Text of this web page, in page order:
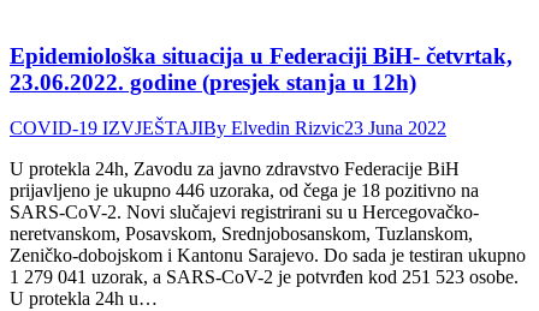
Epidemiološka situacija u Federaciji BiH- četvrtak,
23.06.2022. godine (presjek stanja u 12h)
COVID-19 IZVJEŠTAJIBy Elvedin Rizvic23 Juna 2022
U protekla 24h, Zavodu za javno zdravstvo Federacije BiH
prijavljeno je ukupno 446 uzoraka, od čega je 18 pozitivno na
SARS-CoV-2. Novi slučajevi registrirani su u Hercegovačko-
neretvanskom, Posavskom, Srednjobosanskom, Tuzlanskom,
Zeničko-dobojskom i Kantonu Sarajevo. Do sada je testiran ukupno
1 279 041 uzorak, a SARS-CoV-2 je potvrđen kod 251 523 osobe.
U protekla 24h u…